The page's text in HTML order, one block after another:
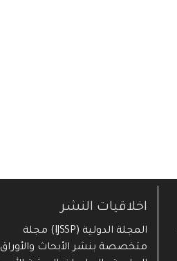
اخلاقيات النشر
المجلة الدولية (IJSSP) مجلة
متخصصة بنشر الأبحاث والأوراق